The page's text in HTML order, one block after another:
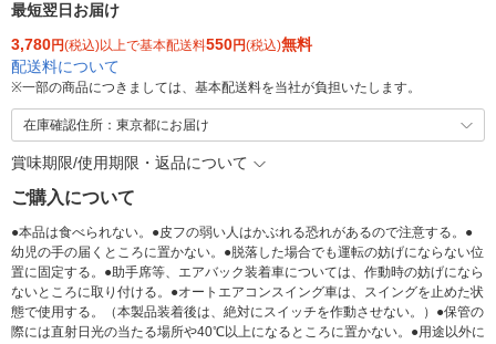
最短翌日お届け
3,780円(税込)以上で基本配送料550円(税込)無料
配送料について
※一部の商品につきましては、基本配送料を当社が負担いたします。
在庫確認住所：東京都にお届け
賞味期限/使用期限・返品について
ご購入について
●本品は食べられない。●皮フの弱い人はかぶれる恐れがあるので注意する。●
幼児の手の届くところに置かない。●脱落した場合でも運転の妨げにならない位
置に固定する。●助手席等、エアバック装着車については、作動時の妨げになら
ないところに取り付ける。●オートエアコンスイング車は、スイングを止めた状
態で使用する。（本製品装着後は、絶対にスイッチを作動させない。）●保管の
際には直射日光の当たる場所や40℃以上になるところに置かない。●用途以外に